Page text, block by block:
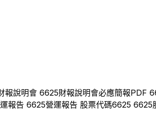
報說明會 6625財報說明會必應簡報PDF
報告 6625營運報告 股票代碼6625 6625